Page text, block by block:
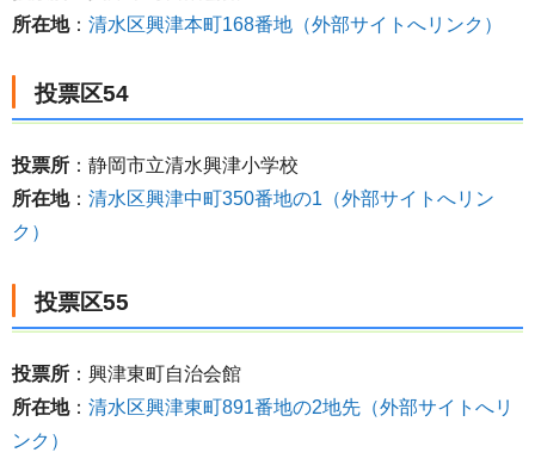
所在地： 清水区興津本町168番地（外部サイトへリンク）
投票区54
投票所 ：静岡市立清水興津小学校
所在地： 清水区興津中町350番地の1（外部サイトへリン
ク）
投票区55
投票所 ：興津東町自治会館
所在地： 清水区興津東町891番地の2地先（外部サイトへリ
ンク）